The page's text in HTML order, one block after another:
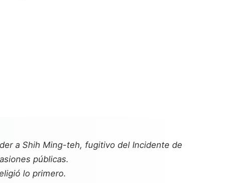
a Shih Ming-teh, fugitivo del Incidente de
públicas.
lo primero.